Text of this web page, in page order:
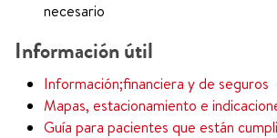
necesario
Información útil
Información;financiera y de seguros
Mapas, estacionamiento e
Guía para pacientes que están